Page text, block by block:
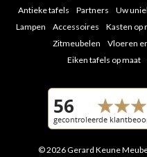
Antieke tafels
Partners Uw
Lampen
Accessoires Kasten op
Zitmeubelen
Vloeren
Eiken tafels op maat
© 2026 Gerard Keune